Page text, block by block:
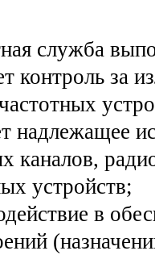
служба
контроль за
надлежащее
каналов,
устройств;
в